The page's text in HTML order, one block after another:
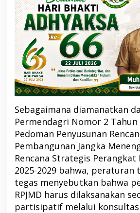
Sebagaimana diamanatkan
Permendagri Nomor 2
Pedoman Penyusunan
Pembangunan Jangka
Rencana Strategis Perangkat
2025-2029 bahwa, peraturan
tegas menyebutkan bahwa
RPJMD harus dilaksanakan
partisipatif melalui